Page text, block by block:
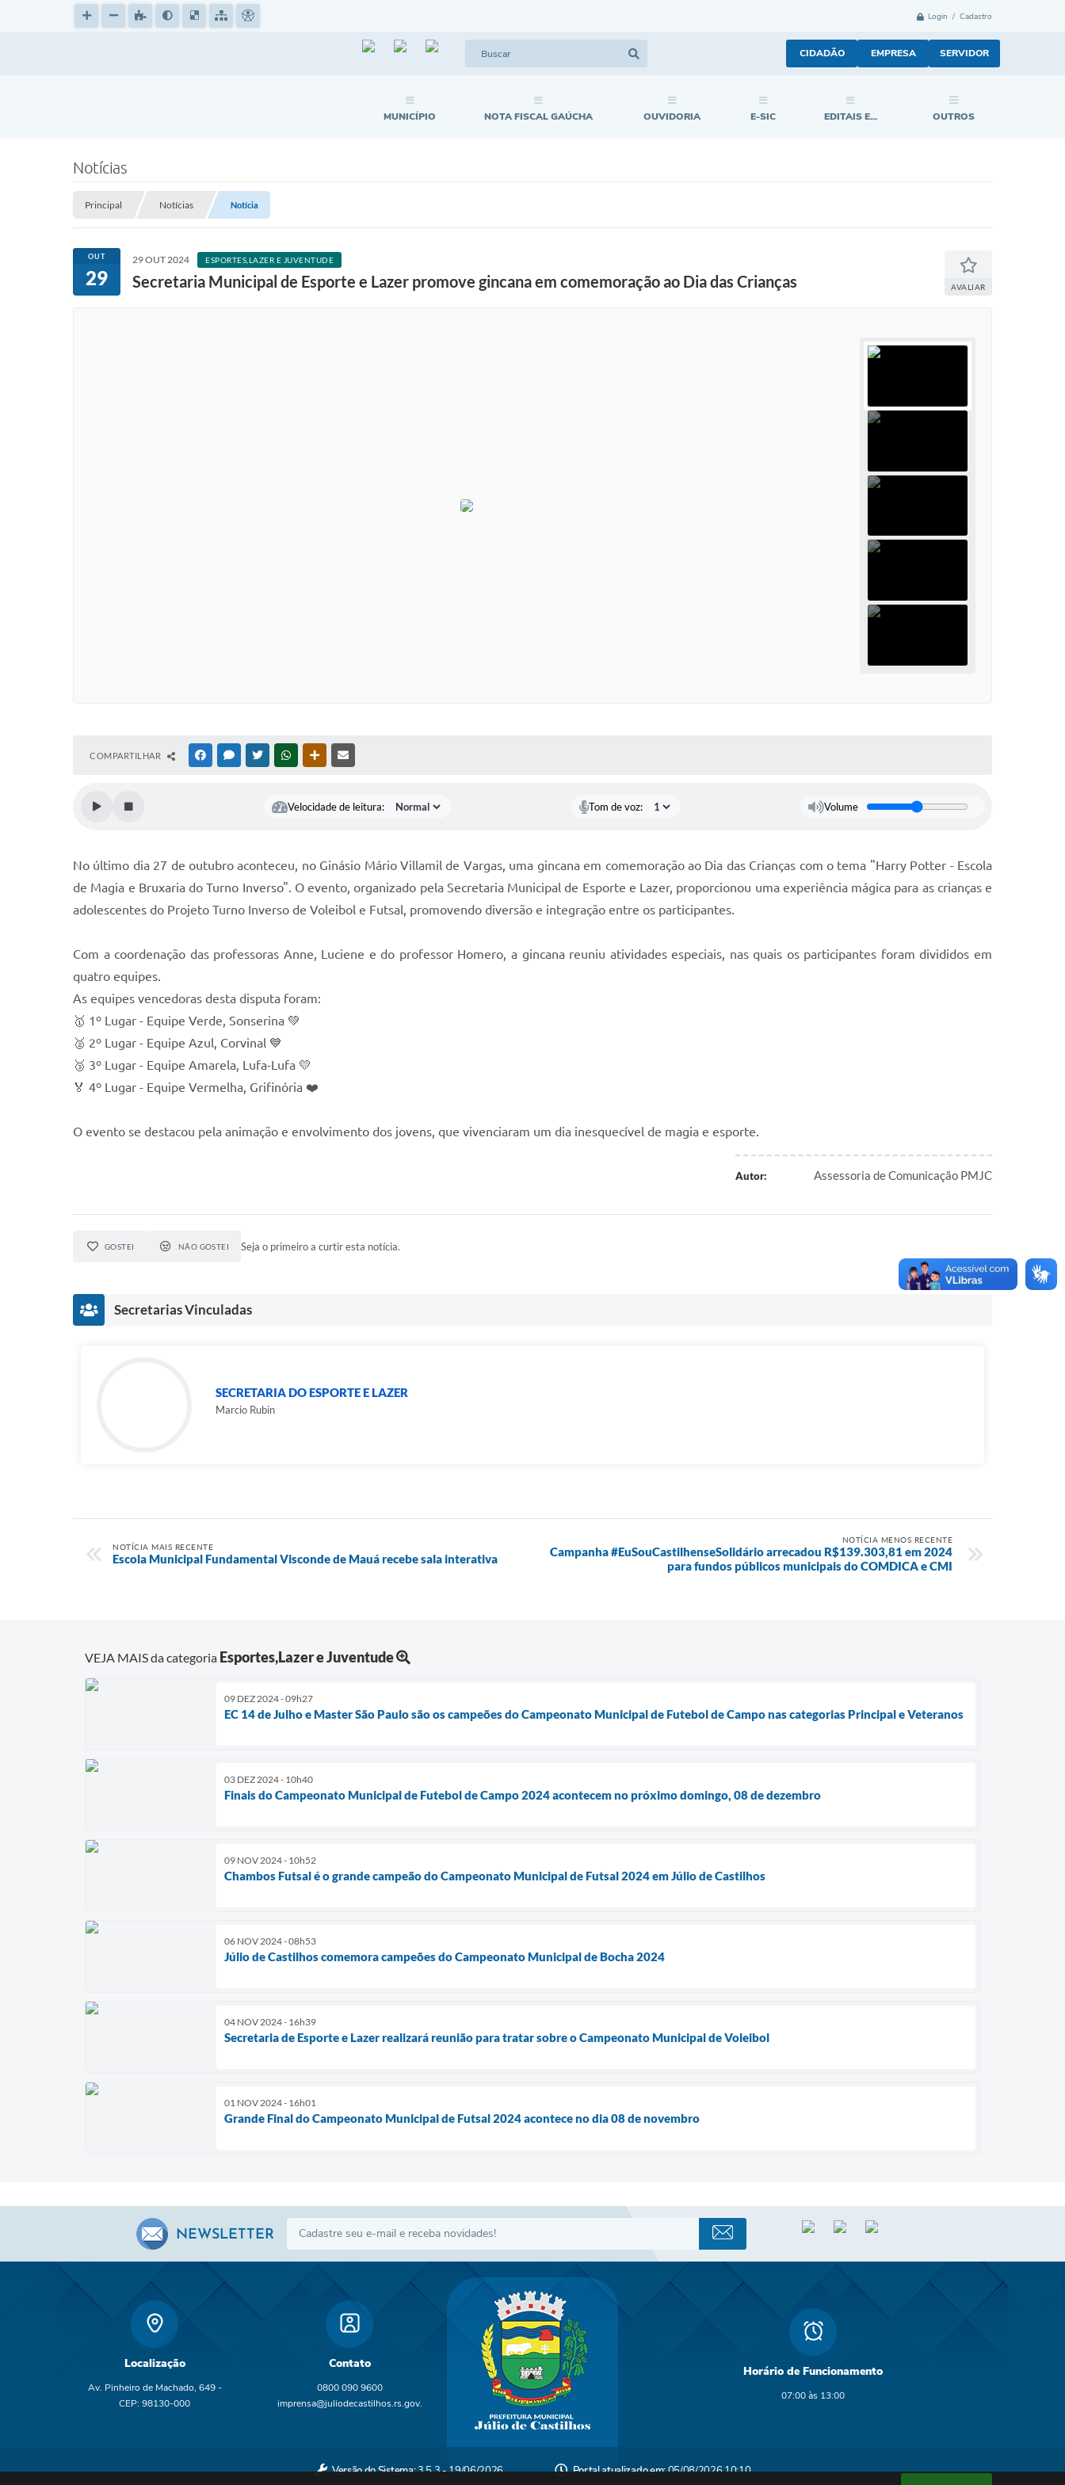
Login / Cadastro
CIDADÃO EMPRESA SERVIDOR
MUNICÍPIO NOTA FISCAL GAÚCHA OUVIDORIA E-SIC EDITAIS E... OUTROS
Notícias
Principal Notícias Notícia
OUT
29
29 OUT 2024 ESPORTES,LAZER E JUVENTUDE
Secretaria Municipal de Esporte e Lazer promove gincana em comemoração ao Dia das Crianças AVALIAR
COMPARTILHAR FACEBOOKMESSENGER
TWITTERWHATSAPPOUTRAS MÍDIAS
Velocidade de leitura: Tom de voz: Volume
No último dia 27 de outubro aconteceu, no Ginásio Mário Villamil de Vargas, uma gincana em comemoração ao Dia das Crianças com o tema "Harry Potter - Escola
de Magia e Bruxaria do Turno Inverso". O evento, organizado pela Secretaria Municipal de Esporte e Lazer, proporcionou uma experiência mágica para as crianças e
adolescentes do Projeto Turno Inverso de Voleibol e Futsal, promovendo diversão e integração entre os participantes.
Com a coordenação das professoras Anne, Luciene e do professor Homero, a gincana reuniu atividades especiais, nas quais os participantes foram divididos em
quatro equipes.
As equipes vencedoras desta disputa foram:
🥇 1º Lugar - Equipe Verde, Sonserina 💚
🥈 2º Lugar - Equipe Azul, Corvinal 💙
🥉 3º Lugar - Equipe Amarela, Lufa-Lufa 💛
🏅 4º Lugar - Equipe Vermelha, Grifinória ❤️
O evento se destacou pela animação e envolvimento dos jovens, que vivenciaram um dia inesquecível de magia e esporte.
Autor: Assessoria de Comunicação PMJC
GOSTEI NÃO GOSTEI Seja o primeiro a curtir esta notícia.
Secretarias Vinculadas
SECRETARIA DO ESPORTE E LAZER
Marcio Rubin
NOTÍCIA MAIS RECENTE
Escola Municipal Fundamental Visconde de Mauá recebe sala interativa
NOTÍCIA MENOS RECENTE
Campanha #EuSouCastilhenseSolidário arrecadou R$139.303,81 em 2024
para fundos públicos municipais do COMDICA e CMI
VEJA MAIS da categoria Esportes,Lazer e Juventude
09 DEZ 2024 - 09h27
EC 14 de Julho e Master São Paulo são os campeões do Campeonato Municipal de Futebol de Campo nas categorias Principal e Veteranos
03 DEZ 2024 - 10h40
Finais do Campeonato Municipal de Futebol de Campo 2024 acontecem no próximo domingo, 08 de dezembro
09 NOV 2024 - 10h52
Chambos Futsal é o grande campeão do Campeonato Municipal de Futsal 2024 em Júlio de Castilhos
06 NOV 2024 - 08h53
Júlio de Castilhos comemora campeões do Campeonato Municipal de Bocha 2024
04 NOV 2024 - 16h39
Secretaria de Esporte e Lazer realizará reunião para tratar sobre o Campeonato Municipal de Voleibol
01 NOV 2024 - 16h01
Grande Final do Campeonato Municipal de Futsal 2024 acontece no dia 08 de novembro
NEWSLETTER
Localização
Av. Pinheiro de Machado, 649 -
CEP: 98130-000
Contato
0800 090 9600
imprensa@juliodecastilhos.rs.gov.
Horário de Funcionamento
07:00 às 13:00
Versão do Sistema:3.5.3 - 19/06/2026 Portal atualizado em:05/08/2026 10:10